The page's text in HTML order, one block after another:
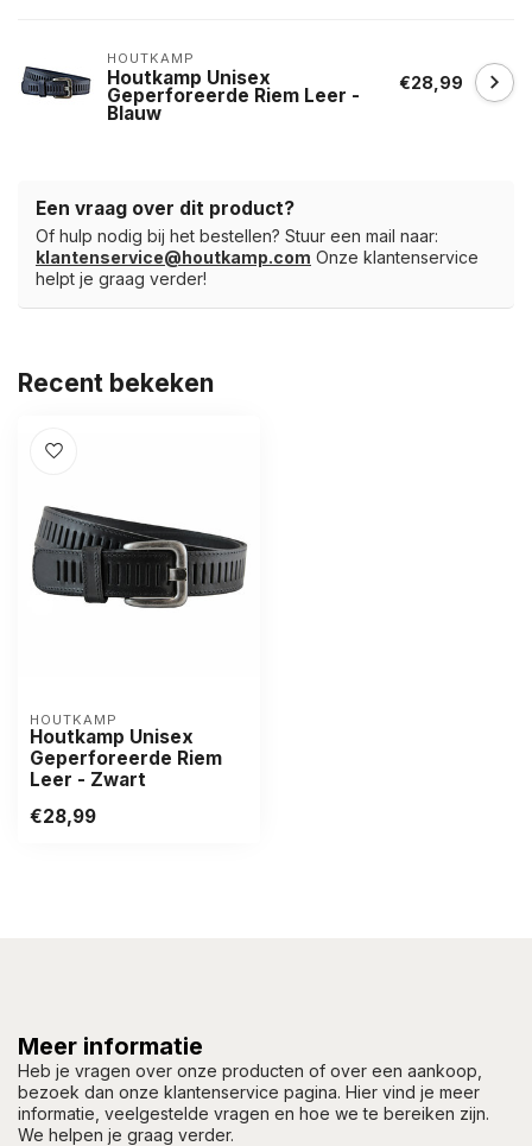
HOUTKAMP
Houtkamp Unisex
Geperforeerde Riem Leer -
Blauw
€28,99
Een vraag over dit product?
Of hulp nodig bij het bestellen? Stuur een mail naar:
klantenservice@houtkamp.com Onze klantenservice
helpt je graag verder!
Recent bekeken
HOUTKAMP
Houtkamp Unisex
Geperforeerde Riem
Leer - Zwart
€28,99
Meer informatie
Heb je vragen over onze producten of over een aankoop,
bezoek dan onze klantenservice pagina. Hier vind je meer
informatie, veelgestelde vragen en hoe we te bereiken zijn.
We helpen je graag verder.